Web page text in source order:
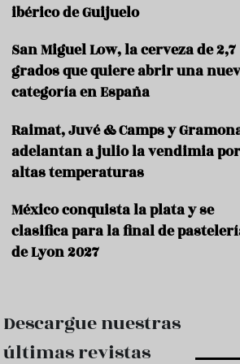
a
u
r
t
s
m
o
ibérico de Guijuelo
San Miguel Low, la cerveza de 2,7
grados que quiere abrir una
categoría en España
Raimat, Juvé & Camps y
adelantan a julio la vendimia
altas temperaturas
México conquista la plata y se
clasifica para la final de
de Lyon 2027
Descargue nuestras
últimas revistas